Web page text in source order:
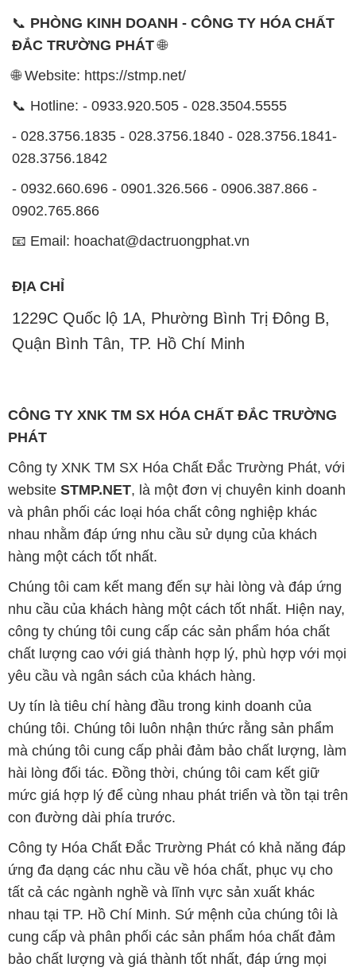
📞 PHÒNG KINH DOANH - CÔNG TY HÓA CHẤT
ĐẮC TRƯỜNG PHÁT🌐
🌐 Website: https://stmp.net/
📞 Hotline: - 0933.920.505 - 028.3504.5555
- 028.3756.1835 - 028.3756.1840 - 028.3756.1841-
028.3756.1842
- 0932.660.696 - 0901.326.566 - 0906.387.866 -
0902.765.866
📧 Email: hoachat@dactruongphat.vn
ĐỊA CHỈ
1229C Quốc lộ 1A, Phường Bình Trị Đông B,
Quận Bình Tân, TP. Hồ Chí Minh
CÔNG TY XNK TM SX HÓA CHẤT ĐẮC TRƯỜNG
PHÁT
Công ty XNK TM SX Hóa Chất Đắc Trường Phát, với
website STMP.NET, là một đơn vị chuyên kinh doanh
và phân phối các loại hóa chất công nghiệp khác
nhau nhằm đáp ứng nhu cầu sử dụng của khách
hàng một cách tốt nhất.
Chúng tôi cam kết mang đến sự hài lòng và đáp ứng
nhu cầu của khách hàng một cách tốt nhất. Hiện nay,
công ty chúng tôi cung cấp các sản phẩm hóa chất
chất lượng cao với giá thành hợp lý, phù hợp với mọi
yêu cầu và ngân sách của khách hàng.
Uy tín là tiêu chí hàng đầu trong kinh doanh của
chúng tôi. Chúng tôi luôn nhận thức rằng sản phẩm
mà chúng tôi cung cấp phải đảm bảo chất lượng, làm
hài lòng đối tác. Đồng thời, chúng tôi cam kết giữ
mức giá hợp lý để cùng nhau phát triển và tồn tại trên
con đường dài phía trước.
Công ty Hóa Chất Đắc Trường Phát có khả năng đáp
ứng đa dạng các nhu cầu về hóa chất, phục vụ cho
tất cả các ngành nghề và lĩnh vực sản xuất khác
nhau tại TP. Hồ Chí Minh. Sứ mệnh của chúng tôi là
cung cấp và phân phối các sản phẩm hóa chất đảm
bảo chất lượng và giá thành tốt nhất, đáp ứng mọi